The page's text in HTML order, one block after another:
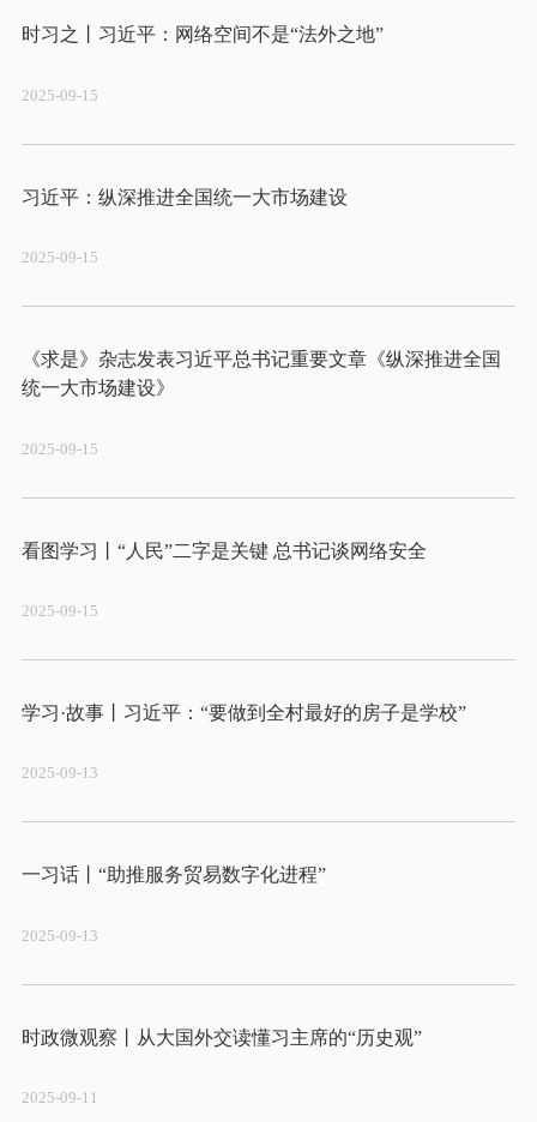
时习之丨习近平：网络空间不是“法外之地”
2025-09-15
2025-09-15
《求是》杂志发表习近平总书记重要文章《纵深推进全国
2025-09-15
2025-09-15
学习·故事丨习近平：“要做到全村最好的房子是学校”
2025-09-13
一习话丨“助推服务贸易数字化进程”
2025-09-13
时政微观察丨从大国外交读懂习主席的“历史观”
2025-09-11